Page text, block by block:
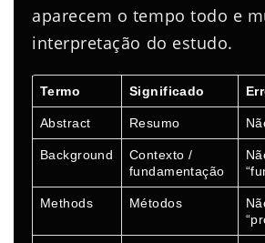
aparecem o tempo todo e
interpretação do estudo.
Termo Significado
Abstract Resumo
Background
Contexto /
fundamentação
Methods Métodos